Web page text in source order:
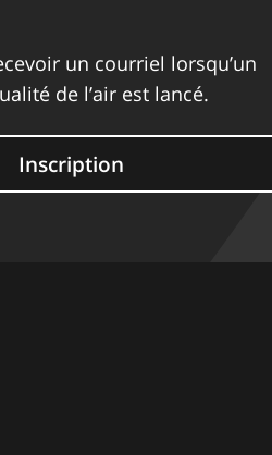
un courriel lorsqu’un
de l’air est lancé.
Inscription